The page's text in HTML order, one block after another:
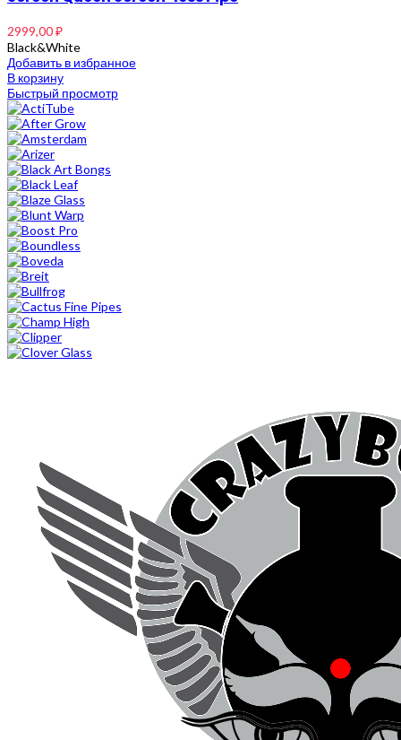
2999,00₽
Black&White
Добавить в избранное
В корзину
Быстрый просмотр